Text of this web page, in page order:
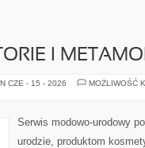
I
CZE - 15 - 2026
MOŻLIWOŚĆ
Serwis modowo-urodowy
urodzie, produktom